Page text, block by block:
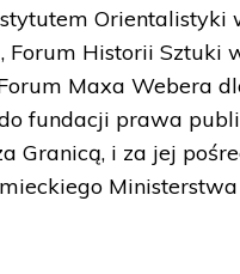
Orientalistyki
Forum Historii Sztuki
Maxa Webera
fundacji prawa
Granicą, i za jej